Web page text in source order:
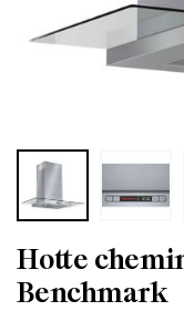
Hotte
Benchmark